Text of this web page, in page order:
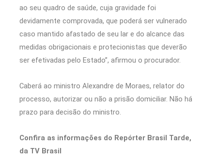
ao seu quadro de saúde, cuja gravidade foi
devidamente comprovada, que poderá ser vulnerado
caso mantido afastado de seu lar e do alcance das
medidas obrigacionais e protecionistas que deverão
ser efetivadas pelo Estado”, afirmou o procurador.
Caberá ao ministro Alexandre de Moraes, relator do
processo, autorizar ou não a prisão domiciliar. Não há
prazo para decisão do ministro.
Confira as informações do Repórter Brasil Tarde,
da TV Brasil